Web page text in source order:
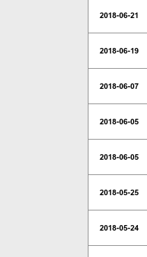
2018-06-21
2018-06-19
2018-06-07
2018-06-05
2018-06-05
2018-05-25
2018-05-24